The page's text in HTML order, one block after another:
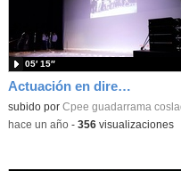
Actuación en directo de "Valgo como tú"
Contenido educativo.
subido por Cpee guadarrama
05′ 15″
-hace un año- 356visualizaciones